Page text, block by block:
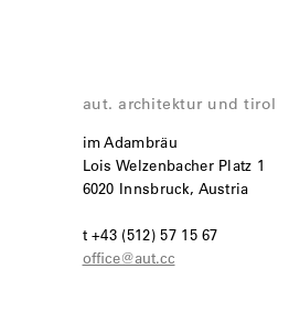
aut. architektur und tirol
im Adambräu
Lois Welzenbacher Platz 1
6020 Innsbruck, Austria
t +43 (512) 57 15 67
office@aut.cc